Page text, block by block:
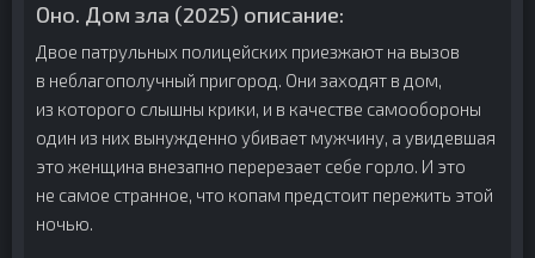
Оно. Дом зла (2025) описание:
Двое патрульных полицейских приезжают на вызов
в неблагополучный пригород. Они заходят в дом,
из которого слышны крики, и в качестве самообороны
один из них вынужденно убивает мужчину, а увидевшая
это женщина внезапно перерезает себе горло. И это
не самое странное, что копам предстоит пережить этой
ночью.